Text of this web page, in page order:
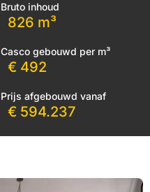
Bruto inhoud
826 m³
Casco gebouwd per m³
€ 492
Prijs afgebouwd vanaf
€ 594.237